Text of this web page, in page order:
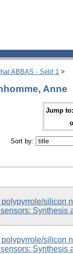
ABBAS - Sétif 1 >
Anne
Jump to:
Sort by:
silicon
Synthesis
silicon
Synthesis